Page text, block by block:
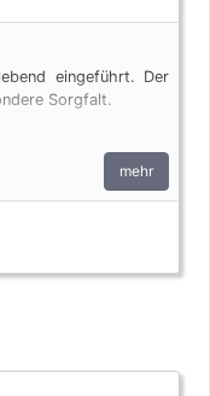
eingeführt. Der
Sorgfalt.
mehr